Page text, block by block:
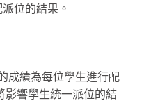
位的結果。
成績為每位學生進行配
影響學生統一派位的結